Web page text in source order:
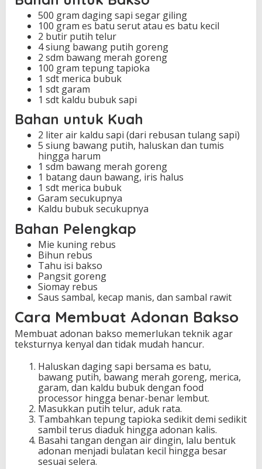
500 gram daging sapi segar giling
100 gram es batu serut atau es batu kecil
2 butir putih telur
4 siung bawang putih goreng
2 sdm bawang merah goreng
100 gram tepung tapioka
1 sdt merica bubuk
1 sdt garam
1 sdt kaldu bubuk sapi
Bahan untuk Kuah
2 liter air kaldu sapi (dari rebusan tulang sapi)
5 siung bawang putih, haluskan dan tumis
hingga harum
1 sdm bawang merah goreng
1 batang daun bawang, iris halus
1 sdt merica bubuk
Garam secukupnya
Kaldu bubuk secukupnya
Bahan Pelengkap
Mie kuning rebus
Bihun rebus
Tahu isi bakso
Pangsit goreng
Siomay rebus
Saus sambal, kecap manis, dan sambal rawit
Cara Membuat Adonan Bakso
Membuat adonan bakso memerlukan teknik agar
teksturnya kenyal dan tidak mudah hancur.
Haluskan daging sapi bersama es batu,
bawang putih, bawang merah goreng, merica,
garam, dan kaldu bubuk dengan food
processor hingga benar-benar lembut.
Masukkan putih telur, aduk rata.
Tambahkan tepung tapioka sedikit demi sedikit
sambil terus diaduk hingga adonan kalis.
Basahi tangan dengan air dingin, lalu bentuk
adonan menjadi bulatan kecil hingga besar
sesuai selera.